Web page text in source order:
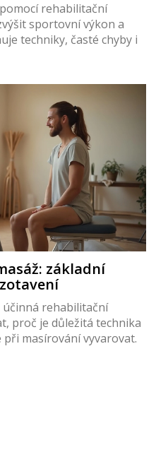
rehabilitační
sportovní výkon a
techniky, časté chyby i
základní
rehabilitační
proč je důležitá technika
při masírování vyvarovat.